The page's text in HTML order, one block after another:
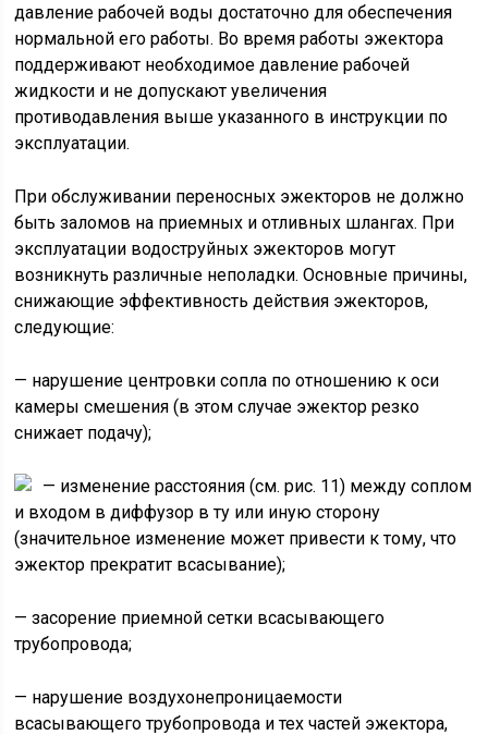
давление рабочей воды достаточно для обеспечения
нормальной его работы. Во время работы эжектора
поддерживают необходимое давление рабочей
жидкости и не допускают увеличения
противодавления выше указанного в инструкции по
эксплуатации.
При обслуживании переносных эжекторов не должно
быть заломов на приемных и отливных шлангах. При
эксплуатации водоструйных эжекторов могут
возникнуть различные неполадки. Основные причины,
снижающие эффективность действия эжекторов,
следующие:
— нарушение центровки сопла по отношению к оси
камеры смешения (в этом случае эжектор резко
снижает подачу);
— изменение расстояния(см. рис. 11) между соплом
и входом в диффузор в ту или иную сторону
(значительное изменение может привести к тому, что
эжектор прекратит всасывание);
— засорение приемной сетки всасывающего
трубопровода;
— нарушение воздухонепроницаемости
всасывающего трубопровода и тех частей эжектора,